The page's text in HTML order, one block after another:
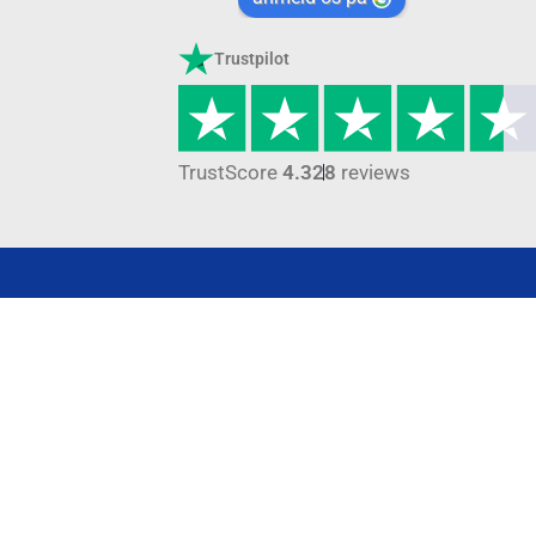
Trustpilot
TrustScore4.328 reviews